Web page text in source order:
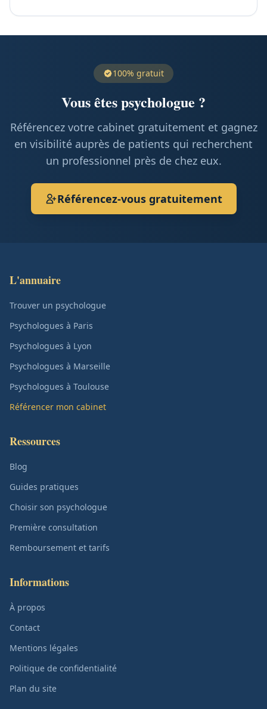
100% gratuit
Vous êtes psychologue ?
Référencez votre cabinet gratuitement et gagnez
en visibilité auprès de patients qui recherchent
un professionnel près de chez eux.
Référencez-vous gratuitement
L'annuaire
Trouver un psychologue
Psychologues à Paris
Psychologues à Lyon
Psychologues à Marseille
Psychologues à Toulouse
Référencer mon cabinet
Ressources
Blog
Guides pratiques
Choisir son psychologue
Première consultation
Remboursement et tarifs
Informations
À propos
Contact
Mentions légales
Politique de confidentialité
Plan du site